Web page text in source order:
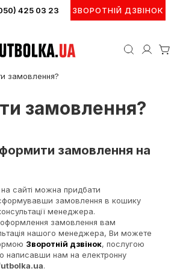
425 03 23 ЗВОРОТНІЙ ДЗВІНОК
замовлення?
замовлення?
замовлення на
сайті можна придбати
замовлення в кошику
менеджера.
замовлення вам
нашого менеджера, Ви можете
Зворотній дзвінок, послугою
написавши нам на електронну
.